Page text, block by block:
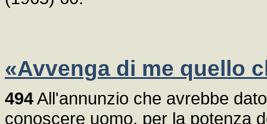
«Avvenga di me quello
494All'annunzio che avrebbe
conoscere uomo, per la potenza